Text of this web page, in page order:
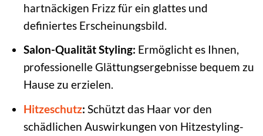
hartnäckigen Frizz für ein glattes und
definiertes Erscheinungsbild.
Salon-Qualität Styling: Ermöglicht es Ihnen,
professionelle Glättungsergebnisse bequem zu
Hause zu erzielen.
Hitzeschutz: Schützt das Haar vor den
schädlichen Auswirkungen von Hitzestyling-